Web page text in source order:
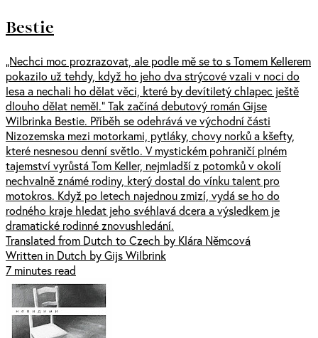
Bestie
„Nechci moc prozrazovat, ale podle mě se to s Tomem Kellerem
pokazilo už tehdy, když ho jeho dva strýcové vzali v noci do
lesa a nechali ho dělat věci, které by devítiletý chlapec ještě
dlouho dělat neměl.“ Tak začíná debutový román Gijse
Wilbrinka Bestie. Příběh se odehrává ve východní části
Nizozemska mezi motorkami, pytláky, chovy norků a kšefty,
které nesnesou denní světlo. V mystickém pohraničí plném
tajemství vyrůstá Tom Keller, nejmladší z potomků v okolí
nechvalně známé rodiny, který dostal do vínku talent pro
motokros. Když po letech najednou zmizí, vydá se ho do
rodného kraje hledat jeho svéhlavá dcera a výsledkem je
dramatické rodinné znovushledání.
Translated from Dutch to Czech by Klára Němcová
Written in Dutch by Gijs Wilbrink
7 minutes read